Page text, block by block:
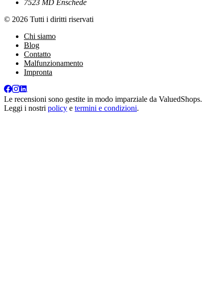
7523 MD Enschede
© 2026 Tutti i diritti riservati
Chi siamo
Blog
Contatto
Malfunzionamento
Impronta
Le recensioni sono gestite in modo imparziale da ValuedShops.
Leggi i nostri policy e termini e condizioni.